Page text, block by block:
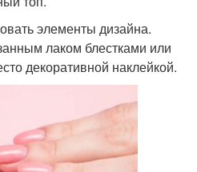
элементы дизайна.
лаком блестками или
декоративной наклейкой.